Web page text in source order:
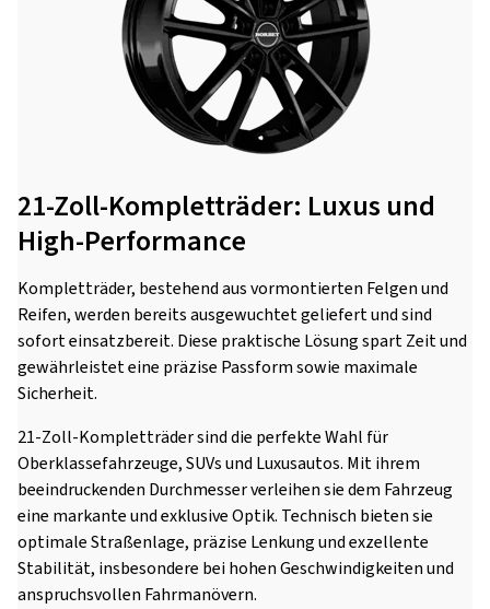
21-Zoll-Kompletträder: Luxus und
High-Performance
Kompletträder, bestehend aus vormontierten Felgen und
Reifen, werden bereits ausgewuchtet geliefert und sind
sofort einsatzbereit. Diese praktische Lösung spart Zeit und
gewährleistet eine präzise Passform sowie maximale
Sicherheit.
21-Zoll-Kompletträder sind die perfekte Wahl für
Oberklassefahrzeuge, SUVs und Luxusautos. Mit ihrem
beeindruckenden Durchmesser verleihen sie dem Fahrzeug
eine markante und exklusive Optik. Technisch bieten sie
optimale Straßenlage, präzise Lenkung und exzellente
Stabilität, insbesondere bei hohen Geschwindigkeiten und
anspruchsvollen Fahrmanövern.